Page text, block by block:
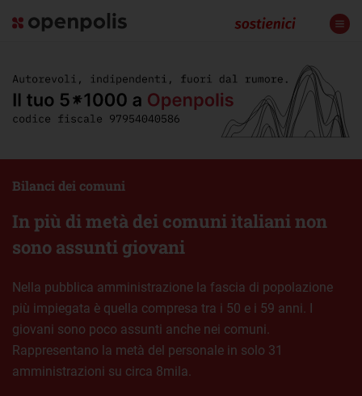
In più di metà dei comuni italiani non
sono assunti giovani
Bilanci dei comuni
Nella pubblica amministrazione la fascia di popolazione
più impiegata è quella compresa tra i 50 e i 59 anni. I
giovani sono poco assunti anche nei comuni.
Rappresentano la metà del personale in solo 31
amministrazioni su circa 8mila.